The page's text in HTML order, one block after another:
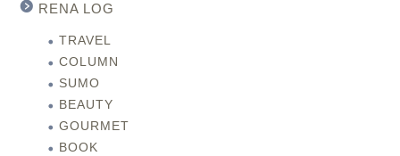
RENA LOG
TRAVEL
COLUMN
SUMO
BEAUTY
GOURMET
BOOK